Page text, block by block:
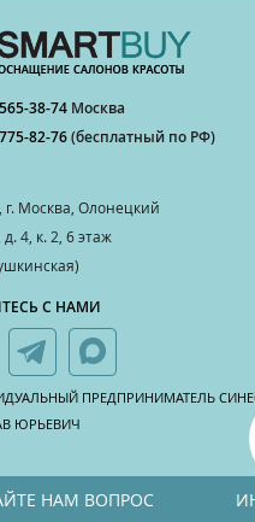
38-74 Москва
82-76(бесплатный по РФ)
г. Москва, Олонецкий
д. 4, к. 2, 6 этаж
С НАМИ
ПРЕДПРИНИМАТЕЛЬ
ЮРЬЕВИЧ
НАМ ВОПРОС